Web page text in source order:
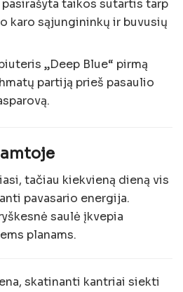
pasirašyta taikos sutartis tarp
karo sąjungininkų ir buvusių
„Deep Blue“ pirmą
partiją prieš pasaulio
tačiau kiekvieną dieną vis
pavasario energija.
saulė įkvepia
planams.
skatinanti kantriai siekti